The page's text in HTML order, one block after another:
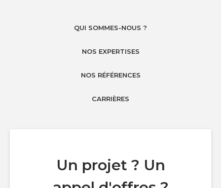
QUI SOMMES-NOUS ?
NOS EXPERTISES
NOS RÉFÉRENCES
CARRIÈRES
Un projet ? Un